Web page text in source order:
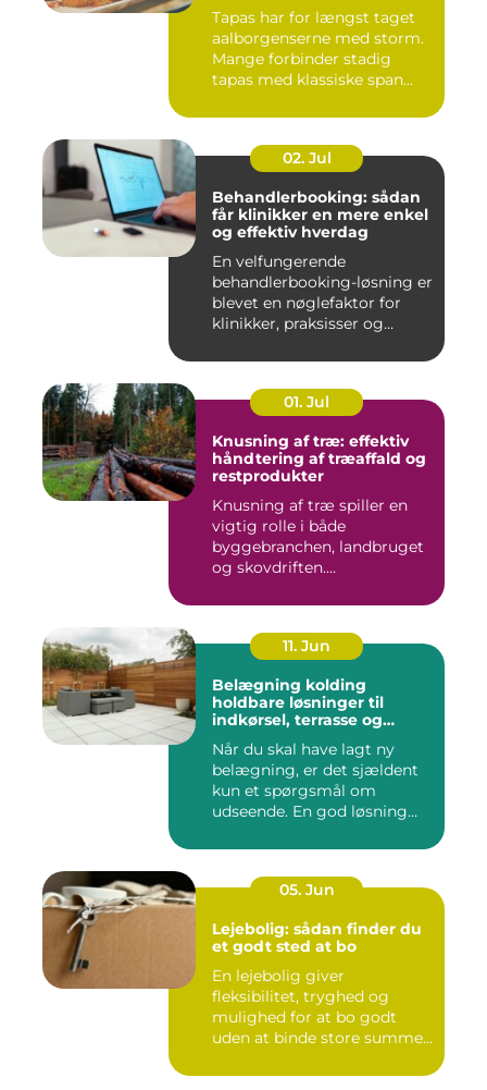
Tapas har for længst taget
aalborgenserne med storm.
Mange forbinder stadig
tapas med klassiske span...
02. Jul
Behandlerbooking: sådan
får klinikker en mere enkel
og effektiv hverdag
En velfungerende
behandlerbooking-løsning er
blevet en nøglefaktor for
klinikker, praksisser og
01. Jul
Knusning af træ: effektiv
håndtering af træaffald og
restprodukter
Knusning af træ spiller en
vigtig rolle i både
byggebranchen, landbruget
og skovdriften....
11. Jun
Belægning kolding
holdbare løsninger til
indkørsel, terrasse og
Når du skal have lagt ny
belægning, er det sjældent
kun et spørgsmål om
udseende. En god løsning
05. Jun
Lejebolig: sådan finder du
et godt sted at bo
En lejebolig giver
fleksibilitet, tryghed og
mulighed for at bo godt
uden at binde store summer